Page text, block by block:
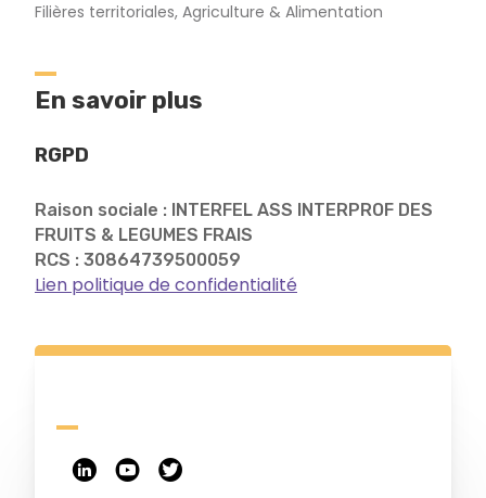
Filières territoriales, Agriculture & Alimentation
En savoir plus
RGPD
Raison sociale : INTERFEL ASS INTERPROF DES
FRUITS & LEGUMES FRAIS
RCS : 30864739500059
Lien politique de confidentialité